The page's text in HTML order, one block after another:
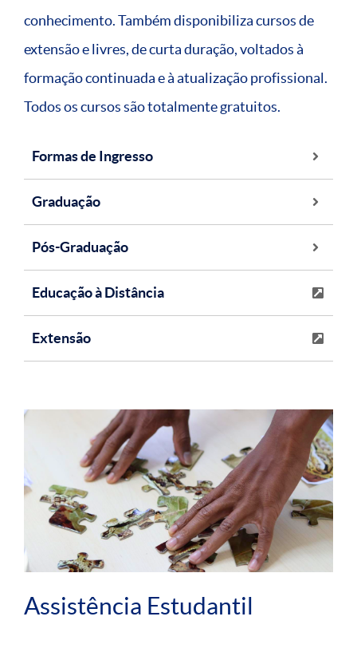
conhecimento. Também disponibiliza cursos de
extensão e livres, de curta duração, voltados à
formação continuada e à atualização profissional.
Todos os cursos são totalmente gratuitos.
Formas de Ingresso
Graduação
Pós-Graduação
Educação à Distância
Extensão
Assistência Estudantil